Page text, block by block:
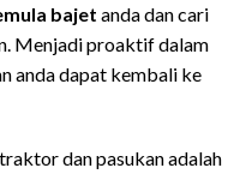
bajet anda dan cari
Menjadi proaktif dalam
anda dapat kembali ke
dan pasukan adalah